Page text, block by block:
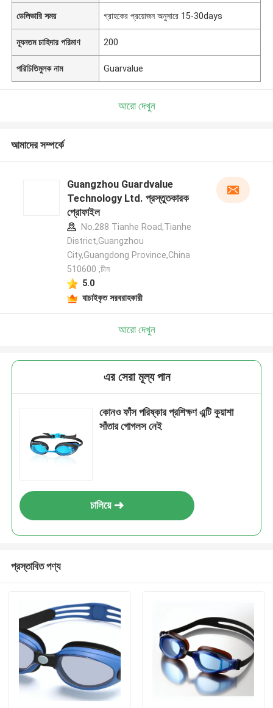
ডেলিভারি সময় গ্রাহকের প্রয়োজন অনুসারে 15-30days
ন্যূনতম চাহিদার পরিমাণ 200
পরিচিতিমুলক নাম Guarvalue
আরো দেখুন
আমাদের সম্পর্কে
Guangzhou Guardvalue
Technology Ltd. প্রস্তুতকারক
প্রোফাইল
No.288 Tianhe Road,Tianhe
District,Guangzhou
City,Guangdong Province,China
510600 ,চীন
5.0
যাচাইকৃত সরবরাহকারী
আরো দেখুন
এর সেরা মূল্য পান
কোনও ফাঁস পরিষ্কার প্রশিক্ষণ এন্টি কুয়াশা
সাঁতার গোগলস নেই
চালিয়ে
প্রস্তাবিত পণ্য